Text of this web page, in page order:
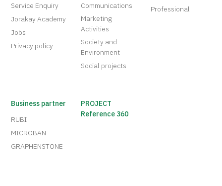
Service Enquiry
Jorakay Academy
Jobs
Privacy policy
Communications
Marketing
Activities
Society and
Environment
Social projects
Professional
Business partner
RUBI
MICROBAN
GRAPHENSTONE
PROJECT
Reference 360